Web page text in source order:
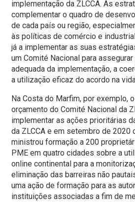
implementação da ZLCCA. As
complementar o quadro de
de cada país ou região,
às políticas de comércio e
já a implementar as suas
um Comité Nacional para
adequada da implementação, a
a utilização eficaz do acordo na
Na Costa do Marfim, por exemplo,
orçamento do Comité Nacional da
implementar as ações prioritárias
da ZLCCA e em setembro de 2020
ministrou formação a 200
PME em quatro cidades sobre a
online continental para a
eliminação das barreiras não
uma ação de formação para as
instituições associadas a fim de